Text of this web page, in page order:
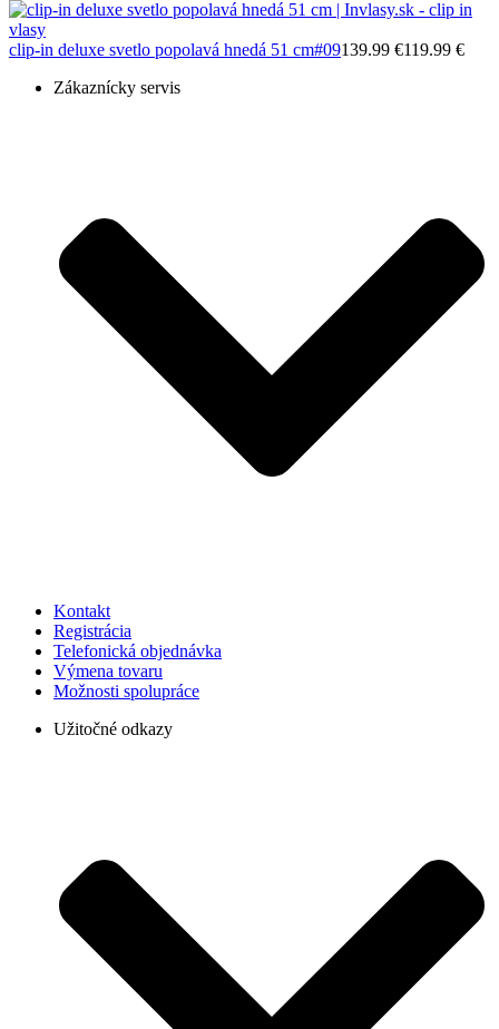
clip-in deluxe svetlo popolavá hnedá 51 cm#09139.99 €119.99 €
Zákaznícky servis
Kontakt
Registrácia
Telefonická objednávka
Výmena tovaru
Možnosti spolupráce
Užitočné odkazy